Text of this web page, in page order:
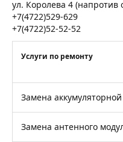
ул. Королева 4
+7(4722)529-629
+7(4722)52-52-52
Услуги по ремонту
Замена
Замена антенного